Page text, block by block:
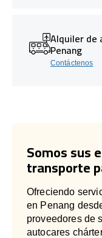
Alquiler de
Penang
Contáctenos
Somos sus
transporte
Ofreciendo
en Penang
proveedores de
autocares